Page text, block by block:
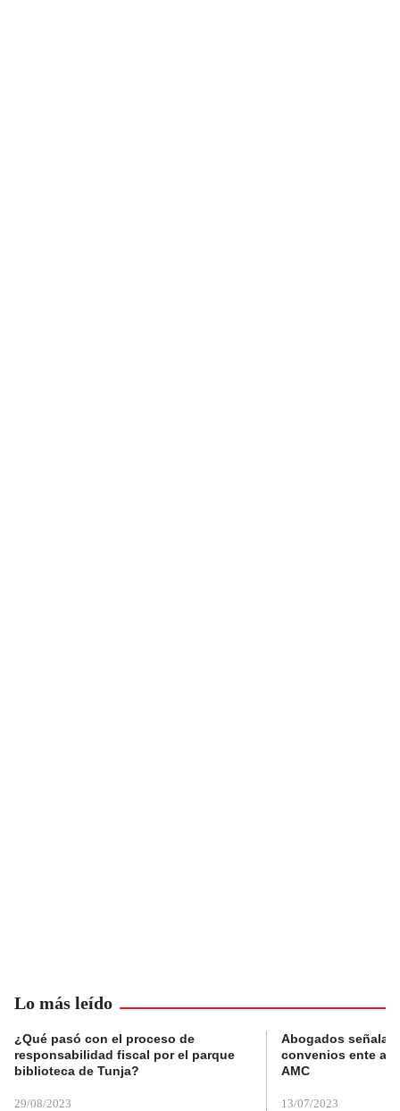
Lo más leído
¿Qué pasó con el proceso de
responsabilidad fiscal por el parque
biblioteca de Tunja?
29/08/2023
Abogados
convenios ente
AMC
13/07/2023